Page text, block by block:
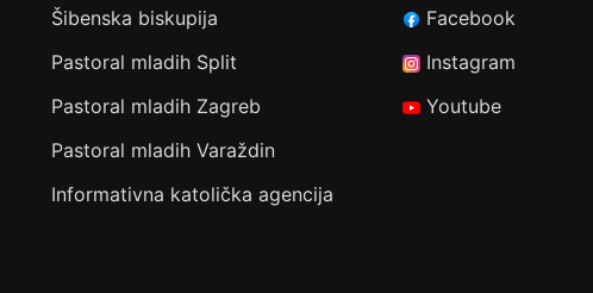
Šibenska biskupija
Pastoral mladih Split
Pastoral mladih Zagreb
Pastoral mladih Varaždin
Informativna katolička agencija
Facebook
Instagram
Youtube